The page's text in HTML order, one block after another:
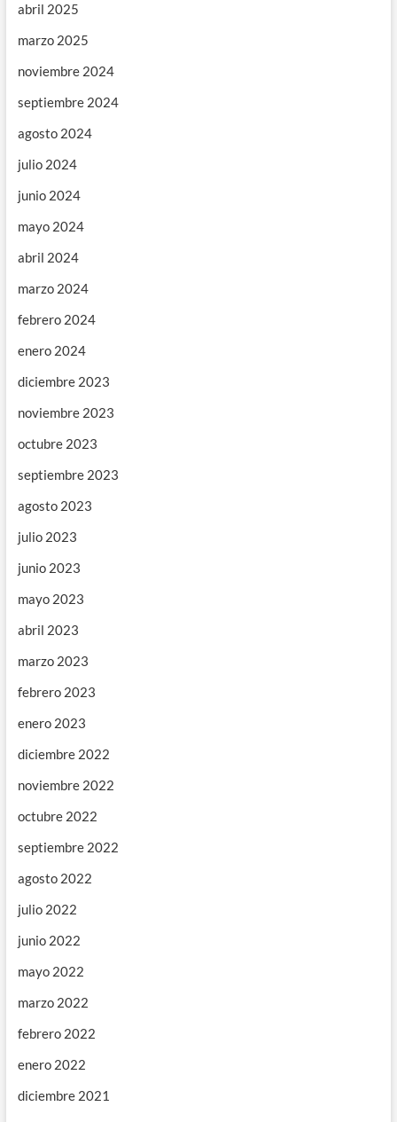
abril 2025
marzo 2025
noviembre 2024
septiembre 2024
agosto 2024
julio 2024
junio 2024
mayo 2024
abril 2024
marzo 2024
febrero 2024
enero 2024
diciembre 2023
noviembre 2023
octubre 2023
septiembre 2023
agosto 2023
julio 2023
junio 2023
mayo 2023
abril 2023
marzo 2023
febrero 2023
enero 2023
diciembre 2022
noviembre 2022
octubre 2022
septiembre 2022
agosto 2022
julio 2022
junio 2022
mayo 2022
marzo 2022
febrero 2022
enero 2022
diciembre 2021